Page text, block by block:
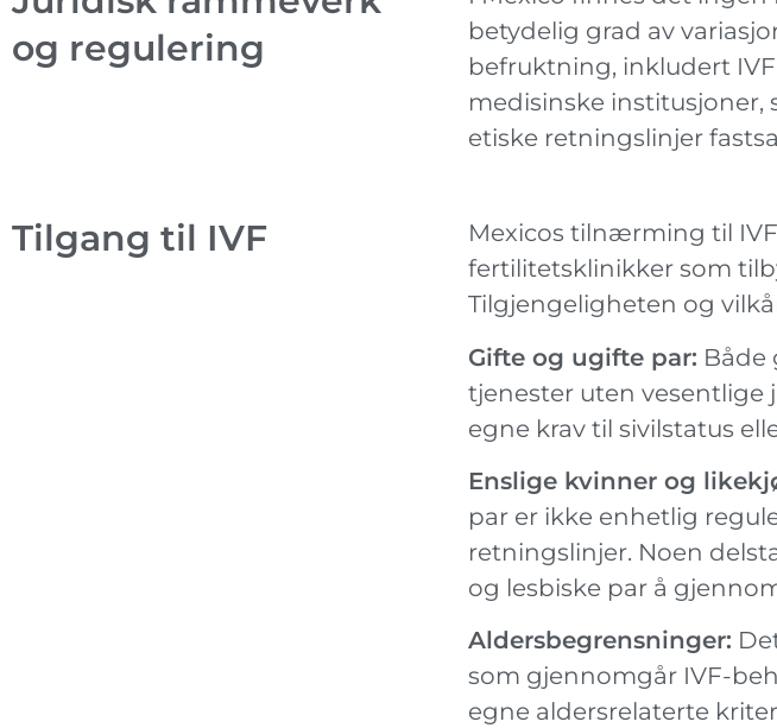
og regulering
betydelig grad av
befruktning, inkludert
medisinske institusjoner,
etiske retningslinjer
Tilgang til IVF
Mexicos tilnærming til
fertilitetsklinikker som
Tilgjengeligheten og
Gifte og ugifte par: Både
tjenester uten vesentlige
egne krav til sivilstatus
Enslige kvinner og
par er ikke enhetlig
retningslinjer. Noen
og lesbiske par å
Aldersbegrensninger:
som gjennomgår IVF-
egne aldersrelaterte